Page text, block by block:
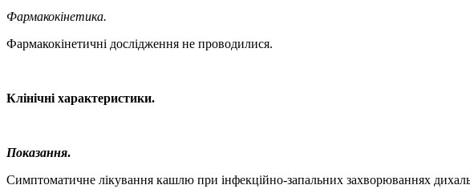
Фармакокінетика.
Фармакокінетичні дослідження не проводилися.
Клінічні характеристики.
Показання.
Симптоматичне лікування кашлю при інфекційно-запальних захворюваннях